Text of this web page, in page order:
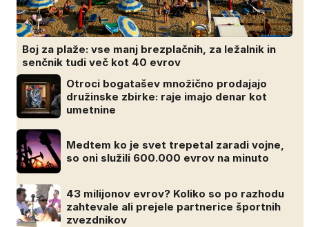
Boj za plaže: vse manj brezplačnih, za ležalnik in
senčnik tudi več kot 40 evrov
Otroci bogatašev množično prodajajo
družinske zbirke: raje imajo denar kot
umetnine
Medtem ko je svet trepetal zaradi vojne,
so oni služili 600.000 evrov na minuto
43 milijonov evrov? Koliko so po razhodu
zahtevale ali prejele partnerice športnih
zvezdnikov